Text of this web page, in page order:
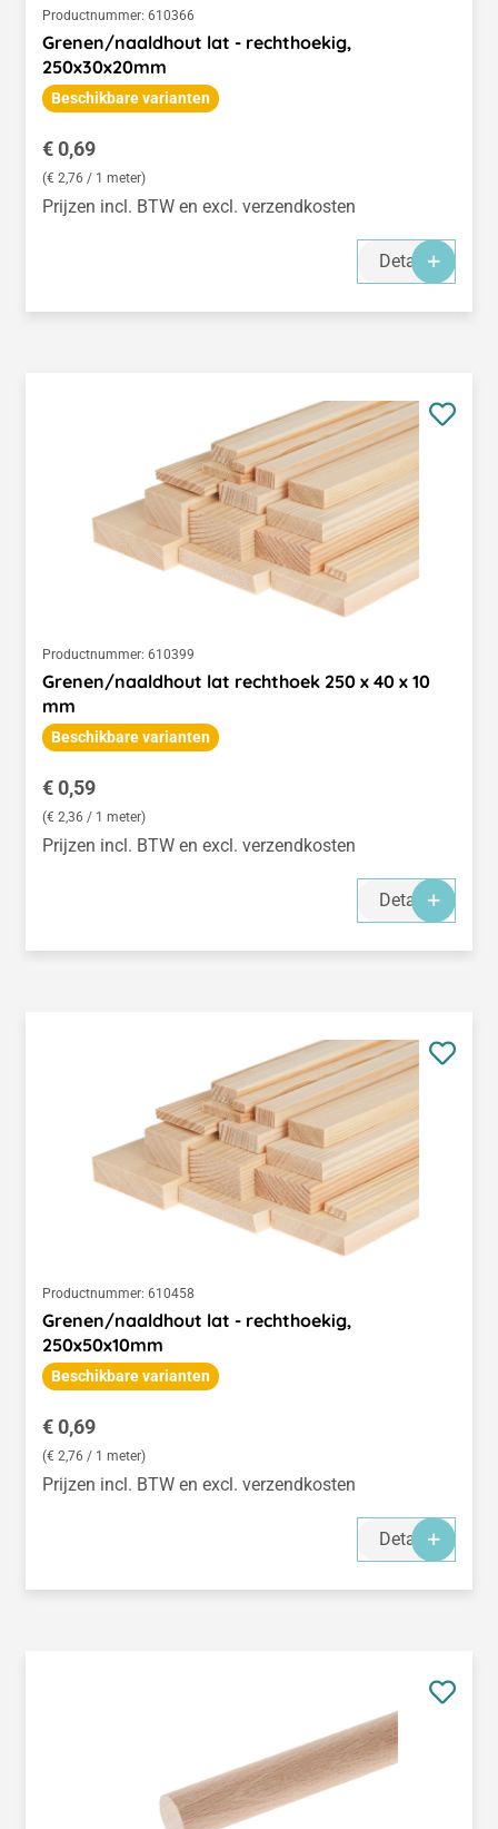
Productnummer: 610366
Grenen/naaldhout lat - rechthoekig,
250x30x20mm
Beschikbare varianten
Normale prijs:
€ 0,69
(€ 2,76 / 1 meter)
Prijzen incl. BTW en excl. verzendkosten
Details
Productnummer: 610399
Grenen/naaldhout lat rechthoek 250 x 40 x 10
mm
Beschikbare varianten
Normale prijs:
€ 0,59
(€ 2,36 / 1 meter)
Prijzen incl. BTW en excl. verzendkosten
Details
Productnummer: 610458
Grenen/naaldhout lat - rechthoekig,
250x50x10mm
Beschikbare varianten
Normale prijs:
€ 0,69
(€ 2,76 / 1 meter)
Prijzen incl. BTW en excl. verzendkosten
Details